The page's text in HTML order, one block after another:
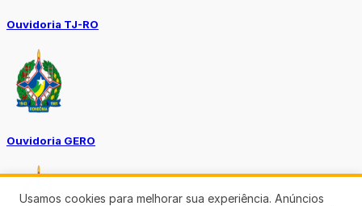
Ouvidoria TJ-RO
Ouvidoria GERO
Usamos cookies para melhorar sua experiência. Anúncios